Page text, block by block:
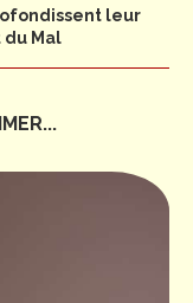
leur
du Mal